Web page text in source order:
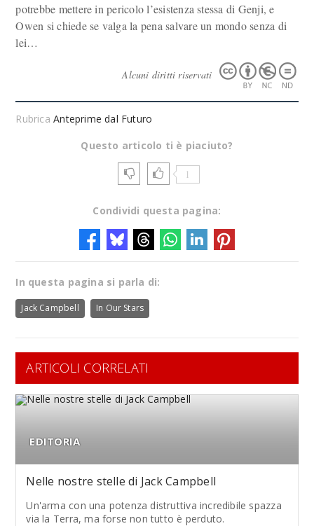
potrebbe mettere in pericolo l’esistenza stessa di Genji, e
Owen si chiede se valga la pena salvare un mondo senza di
lei…
Alcuni diritti riservati
RubricaAnteprime dal Futuro
Questo articolo ti è piaciuto?
1
Condividi questa pagina:
In questa pagina si parla di:
Jack Campbell In Our Stars
ARTICOLI CORRELATI
EDITORIA
Nelle nostre stelle di Jack Campbell
Un'arma con una potenza distruttiva incredibile spazza
via la Terra, ma forse non tutto è perduto.